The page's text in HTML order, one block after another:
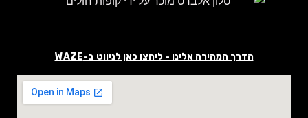
הדרך המהירה אלינו - ליחצו כאן לניווט ב-WAZE